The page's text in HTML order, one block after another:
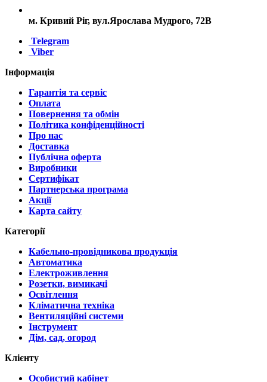
м. Кривий Ріг, вул.Ярослава Мудрого, 72В
Telegram
Viber
Інформація
Гарантія та сервіс
Оплата
Повернення та обмін
Політика конфіденційності
Про нас
Доставка
Публічна оферта
Виробники
Сертифікат
Партнерська програма
Акції
Карта сайту
Категорії
Кабельно-провідникова продукція
Автоматика
Електроживлення
Розетки, вимикачі
Освітлення
Кліматична техніка
Вентиляційні системи
Інструмент
Дім, сад, огород
Клієнту
Особистий кабінет